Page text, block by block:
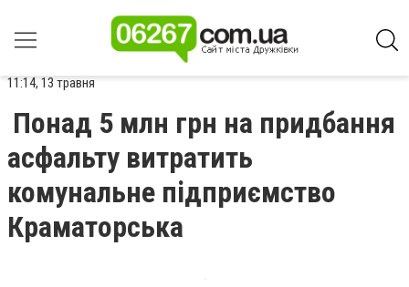
11:14, 13 травня
Понад 5 млн грн на придбання
асфальту витратить
комунальне підприємство
Краматорська